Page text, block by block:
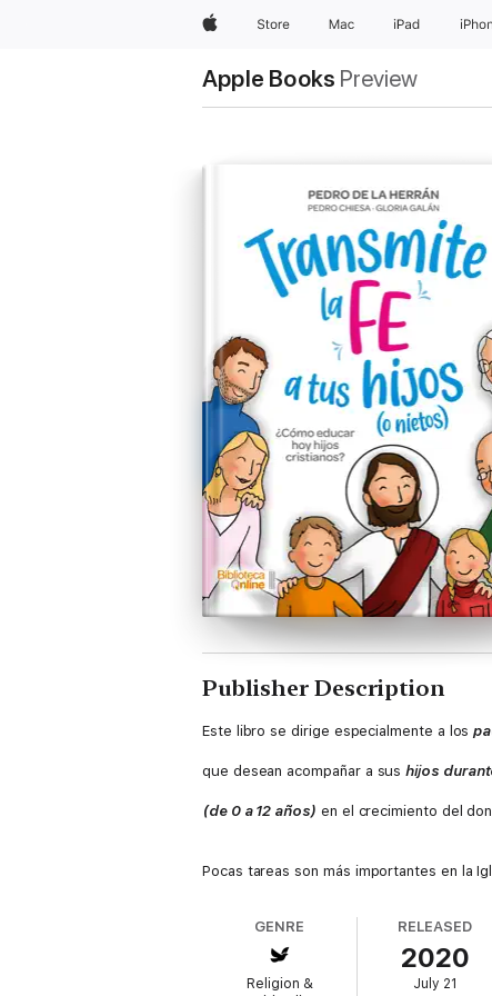
AppleStore Mac iPad
Apple Books Preview
Publisher Description
Este libro se dirige especialmente a los
que desean acompañar a sushijos
(de 0 a 12 años) en el crecimiento del
Pocas tareas son más importantes en la
transmisión de la fe más eficaz es la que
GENRE
Religion &
RELEASED
2020
July 21